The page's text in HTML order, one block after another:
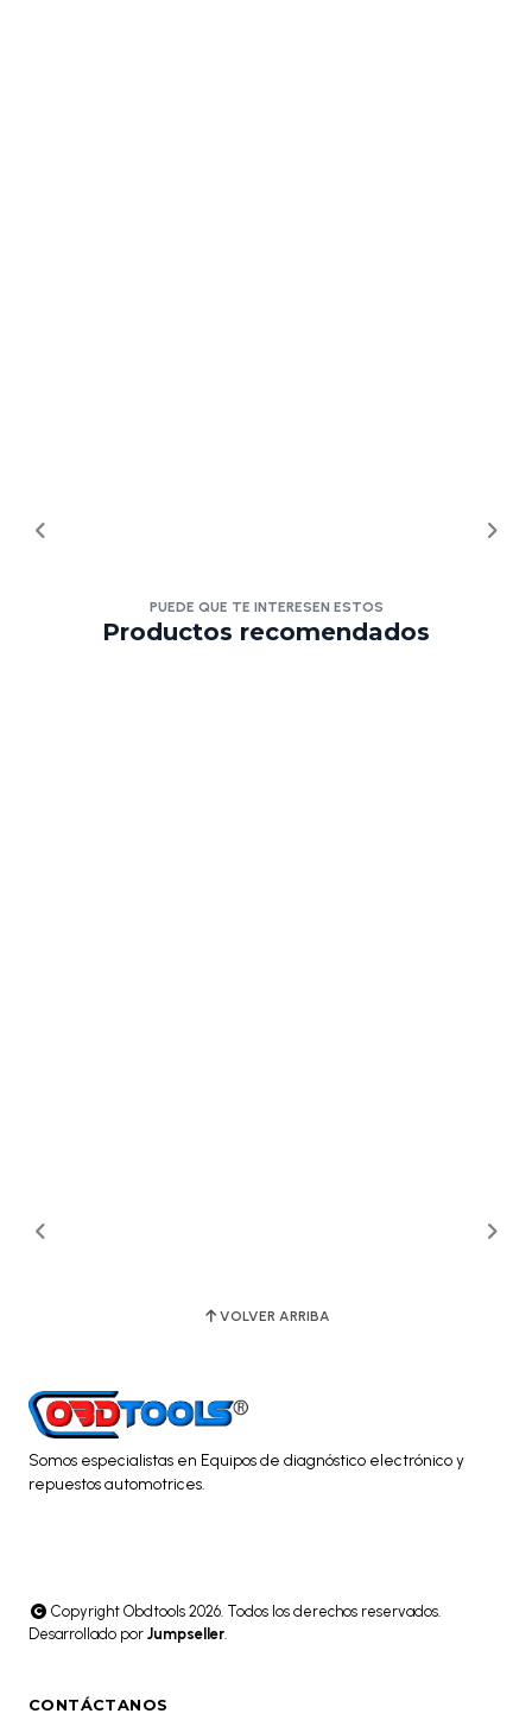
PUEDE QUE TE INTERESEN ESTOS
Productos recomendados
VOLVER ARRIBA
Somos especialistas en Equipos de diagnóstico electrónico y
repuestos automotrices.
Copyright Obdtools 2026. Todos los derechos reservados.
Desarrollado por Jumpseller.
CONTÁCTANOS